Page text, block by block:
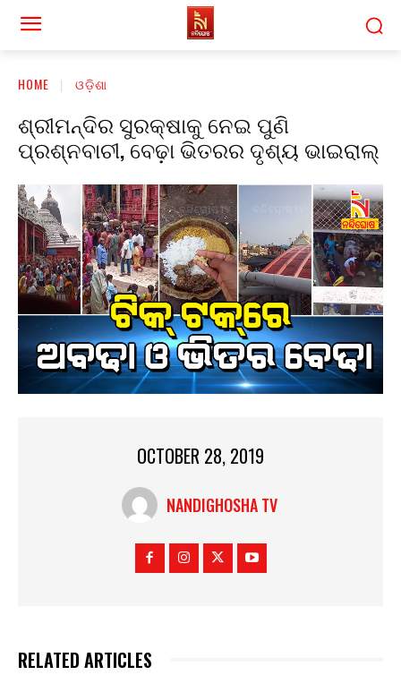
HOME ଓଡ଼ିଶା
ଶ୍ରୀମନ୍ଦିର ସୁରକ୍ଷାକୁ ନେଇ ପୁଣି
ପ୍ରଶ୍ନବାଚୀ, ବେଢ଼ା ଭିତରର ଦୃଶ୍ୟ ଭାଇରାଲ୍
OCTOBER 28, 2019
NANDIGHOSHA TV
RELATED ARTICLES